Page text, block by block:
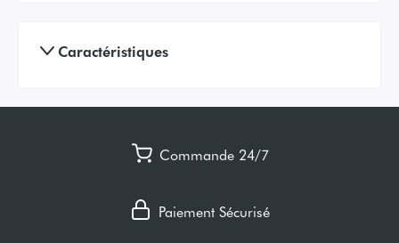
Caractéristiques
Commande 24/7
Paiement Sécurisé